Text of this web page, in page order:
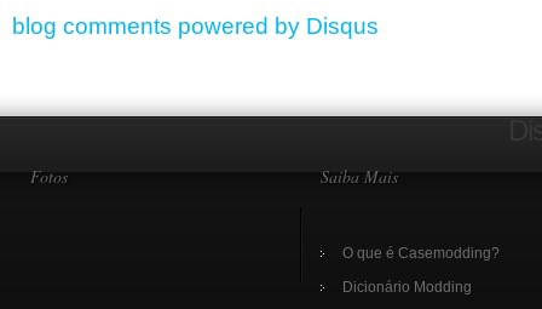
blog comments powered by Disqus
Fotos Saiba Mais
O que é Casemodding?
Dicionário Modding